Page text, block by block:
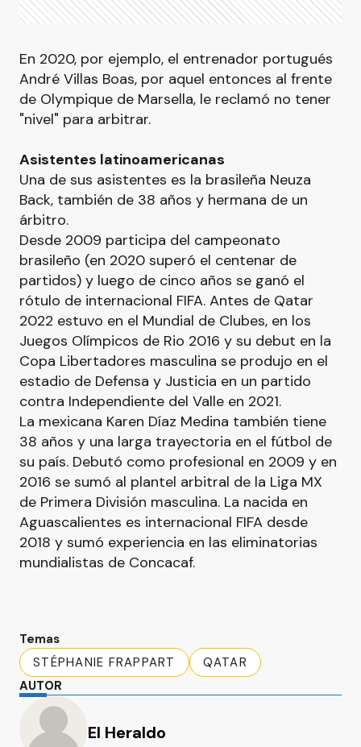
En 2020, por ejemplo, el entrenador portugués
André Villas Boas, por aquel entonces al frente
de Olympique de Marsella, le reclamó no tener
"nivel" para arbitrar.
Asistentes latinoamericanas
Una de sus asistentes es la brasileña Neuza
Back, también de 38 años y hermana de un
árbitro.
Desde 2009 participa del campeonato
brasileño (en 2020 superó el centenar de
partidos) y luego de cinco años se ganó el
rótulo de internacional FIFA. Antes de Qatar
2022 estuvo en el Mundial de Clubes, en los
Juegos Olímpicos de Rio 2016 y su debut en la
Copa Libertadores masculina se produjo en el
estadio de Defensa y Justicia en un partido
contra Independiente del Valle en 2021.
La mexicana Karen Díaz Medina también tiene
38 años y una larga trayectoria en el fútbol de
su país. Debutó como profesional en 2009 y en
2016 se sumó al plantel arbitral de la Liga MX
de Primera División masculina. La nacida en
Aguascalientes es internacional FIFA desde
2018 y sumó experiencia en las eliminatorias
mundialistas de Concacaf.
Temas
STÉPHANIE FRAPPART
QATAR
AUTOR
El Heraldo